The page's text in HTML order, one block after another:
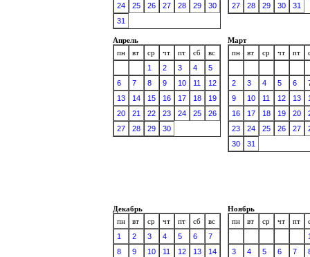
24
25 26 27 28 29
30
31
27
28 29 30 31
Апрель
пн
вт ср чт пт сб
вс
1
2 3 4
5
6
7 8 9 10 11
12
13
14 15 16 17 18
19
20
21 22 23 24 25
26
27
28 29 30
Март
пн
вт ср чт пт
2 3 4 5 6
9
10 11 12 13
16
17 18 19 20
23
24 25 26 27
30
31
Декабрь
пн
вт ср чт пт сб
вс
1
2 3 4 5 6
7
8
9 10 11 12 13
14
Ноябрь
пн
вт ср чт пт
3
4 5 6 7